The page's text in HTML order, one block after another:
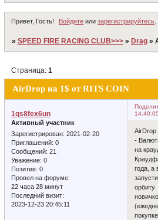
Привет, Гость! Войдите илизарегистрируйтесь
» SPEED FIRE RACING CLUB>>> » Drag »
AirDrop на 1$ от RITS COIN
Страница: 1
14:40:05
1qs8fex6un
Активный участник
Зарегистрирован: 2021-02-20
Приглашений: 0
Сообщений: 21
Уважение: 0
Позитив: 0
Провел на форуме:
22 часа 28 минут
Последний визит:
2023-12-23 20:45:11
AirDrop
-
на
года, а
орбиту